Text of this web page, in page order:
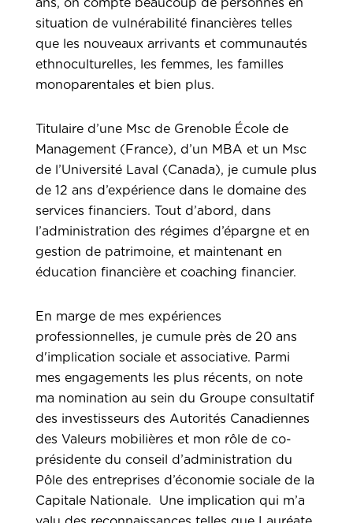
ans, on compte beaucoup de personnes en
situation de vulnérabilité financières telles
que les nouveaux arrivants et communautés
ethnoculturelles, les femmes, les familles
monoparentales et bien plus.
Titulaire d’une Msc de Grenoble École de
Management (France), d’un MBA et un Msc
de l’Université Laval (Canada), je cumule plus
de 12 ans d’expérience dans le domaine des
services financiers. Tout d’abord, dans
l’administration des régimes d’épargne et en
gestion de patrimoine, et maintenant en
éducation financière et coaching financier.
En marge de mes expériences
professionnelles, je cumule près de 20 ans
d'implication sociale et associative. Parmi
mes engagements les plus récents, on note
ma nomination au sein du Groupe consultatif
des investisseurs des Autorités Canadiennes
des Valeurs mobilières et mon rôle de co-
présidente du conseil d’administration du
Pôle des entreprises d’économie sociale de la
Capitale Nationale. Une implication qui m’a